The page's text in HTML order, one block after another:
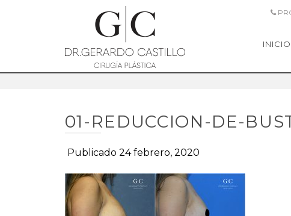
INICIO
01-REDUCCION-DE-
Publicado 24 febrero, 2020